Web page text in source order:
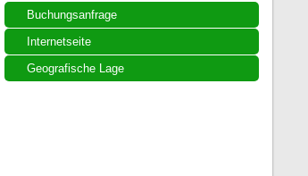
Buchungsanfrage
Internetseite
Geografische Lage